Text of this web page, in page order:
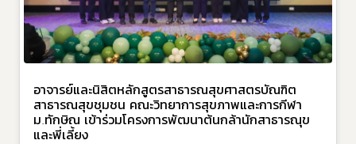
อาจารย์และนิสิตหลักสูตรสาธารณสุขศาสตรบัณฑิต
สาธารณสุขชุมชน คณะวิทยาการสุขภาพและการกีฬา
ม.ทักษิณ เข้าร่วมโครงการพัฒนาต้นกล้านักสาธารณุข
และพี่เลี้ยง